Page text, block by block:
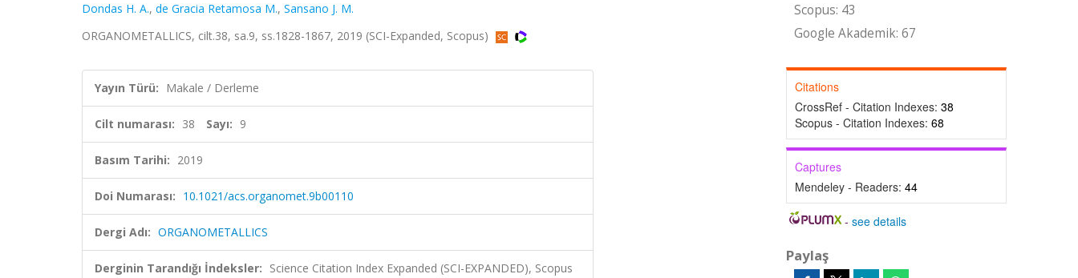
Dondas H. A., de Gracia Retamosa M., Sansano J. M.
ORGANOMETALLICS, cilt.38, sa.9, ss.1828-1867, 2019 (SCI-Expanded, Scopus)
Yayın Türü: Makale / Derleme
Cilt numarası: 38 Sayı: 9
Basım Tarihi: 2019
Doi Numarası: 10.1021/acs.organomet.9b00110
Dergi Adı: ORGANOMETALLICS
Derginin Tarandığı İndeksler: Science Citation Index Expanded (SCI-EXPANDED), Scopus
Scopus: 43
Google Akademik: 67
Citations
CrossRef - Citation Indexes: 38
Scopus - Citation Indexes: 68
Captures
Mendeley - Readers: 44
-see details
Paylaş